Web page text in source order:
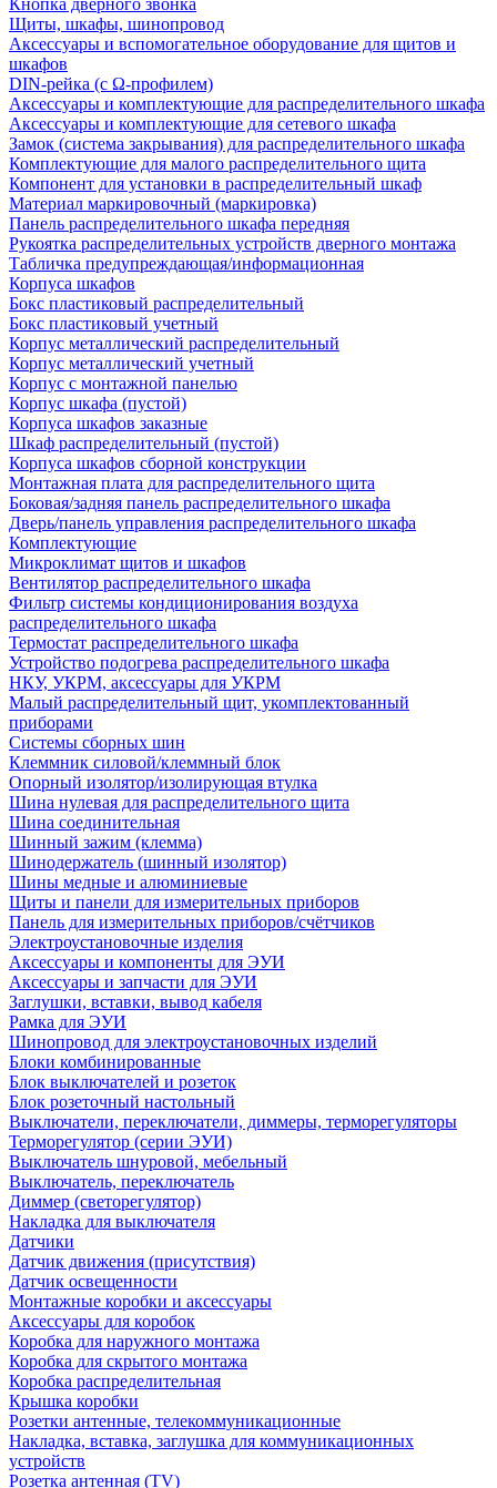
Кнопка дверного звонка
Щиты, шкафы, шинопровод
Аксессуары и вспомогательное оборудование для щитов и
шкафов
DIN-рейка (с Ω-профилем)
Аксессуары и комплектующие для распределительного шкафа
Аксессуары и комплектующие для сетевого шкафа
Замок (система закрывания) для распределительного шкафа
Комплектующие для малого распределительного щита
Компонент для установки в распределительный шкаф
Материал маркировочный (маркировка)
Панель распределительного шкафа передняя
Рукоятка распределительных устройств дверного монтажа
Табличка предупреждающая/информационная
Корпуса шкафов
Бокс пластиковый распределительный
Бокс пластиковый учетный
Корпус металлический распределительный
Корпус металлический учетный
Корпус с монтажной панелью
Корпус шкафа (пустой)
Корпуса шкафов заказные
Шкаф распределительный (пустой)
Корпуса шкафов сборной конструкции
Монтажная плата для распределительного щита
Боковая/задняя панель распределительного шкафа
Дверь/панель управления распределительного шкафа
Комплектующие
Микроклимат щитов и шкафов
Вентилятор распределительного шкафа
Фильтр системы кондиционирования воздуха
распределительного шкафа
Термостат распределительного шкафа
Устройство подогрева распределительного шкафа
НКУ, УКРМ, аксессуары для УКРМ
Малый распределительный щит, укомплектованный
приборами
Системы сборных шин
Клеммник силовой/клеммный блок
Опорный изолятор/изолирующая втулка
Шина нулевая для распределительного щита
Шина соединительная
Шинный зажим (клемма)
Шинодержатель (шинный изолятор)
Шины медные и алюминиевые
Щиты и панели для измерительных приборов
Панель для измерительных приборов/счётчиков
Электроустановочные изделия
Аксессуары и компоненты для ЭУИ
Аксессуары и запчасти для ЭУИ
Заглушки, вставки, вывод кабеля
Рамка для ЭУИ
Шинопровод для электроустановочных изделий
Блоки комбинированные
Блок выключателей и розеток
Блок розеточный настольный
Выключатели, переключатели, диммеры, терморегуляторы
Терморегулятор (серии ЭУИ)
Выключатель шнуровой, мебельный
Выключатель, переключатель
Диммер (светорегулятор)
Накладка для выключателя
Датчики
Датчик движения (присутствия)
Датчик освещенности
Монтажные коробки и аксессуары
Аксессуары для коробок
Коробка для наружного монтажа
Коробка для скрытого монтажа
Коробка распределительная
Крышка коробки
Розетки антенные, телекоммуникационные
Накладка, вставка, заглушка для коммуникационных
устройств
Розетка антенная (TV)